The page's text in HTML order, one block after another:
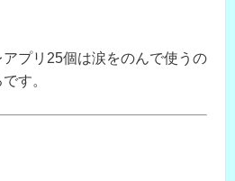
プリ25個は涙をのんで使うの
す。